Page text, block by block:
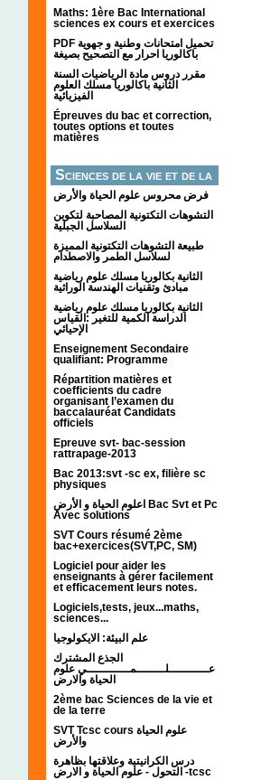
Maths: 1ère Bac International
sciences ex cours et exercices
PDF تحميل امتحانات وطنية و جهوية
باكالوريا احرار مع التصحيح بصيغة
مقرر دروس مادة الرياضيات السنة
الثانية باكالوريا مسلك العلوم
الفيزيائية
Épreuves du bac et correction,
toutes options et toutes
matières
Sciences de la vie et de la
terre
فرض محروس علوم الحياة والأرض
التشوهات التكتونیة المصاحبة لتكوین
السلاسل الجبلیة
طبيعة التشوهات التكتونية المميزة
لسلاسل الطمر والاصطدام
الثانية بكالوريا مسلك علوم رياضية
مبادئ وتقنيات الهندسة الوراثية
الثانية بكالوريا مسلك علوم رياضية
الدراسة الكمية للتغير :القياس
الإحيائي
Enseignement Secondaire
qualifiant: Programme
Répartition matières et
coefficients du cadre
organisant l’examen du
baccalauréat Candidats
officiels
Epreuve svt- bac-session
rattrapage-2013
Bac 2013:svt -sc ex, filière sc
physiques
اعلوم الحياة و الأرض Bac Svt et Pc
Avec solutions
SVT Cours résumé 2ème
bac+exercices(SVT,PC, SM)
Logiciel pour aider les
enseignants à gérer facilement
et efficacement leurs notes.
Logiciels,tests, jeux...maths,
sciences...
علم البيئة: الايكولوجيا
الجذع المشترك
عـــــــــــلــــــــمــــــــــــي علوم
الحياة والارض
2ème bac Sciences de la vie et
de la terre
SVT Tcsc cours علوم الحياة
والأرض
درس الكرانيتية وعلاقتها بظاهرة
التحول - علوم الحياة و الارض -tcsc